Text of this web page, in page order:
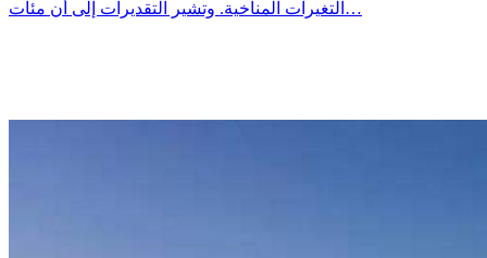
التغيرات المناخية. وتشير التقديرات إلى أن مئات…